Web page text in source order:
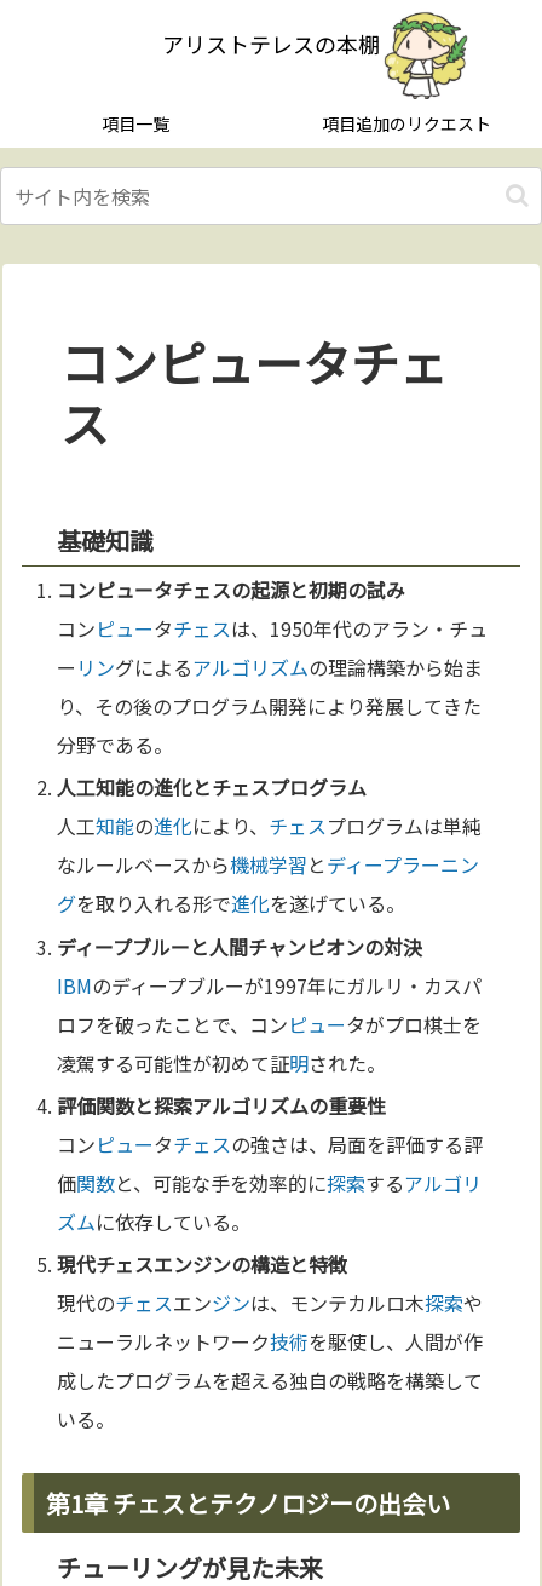
アリストテレスの本棚
項目一覧 項目追加のリクエスト
コンピュータチェ
ス
基礎知識
コンピュータチェスの起源と初期の試み
コンピュータチェスは、1950年代のアラン・チュ
ー リングによるアルゴリズムの理論構築から始ま
り、その後のプログラム開発により発展してきた
分野である。
人工知能の進化とチェスプログラム
人工知能の進化により、 チェスプログラムは単純
なルールベースから機械学習とディープラーニン
グを取り入れる形で進化を遂げている。
ディープブルーと人間チャンピオンの対決
IBMのディープブルーが1997年にガルリ・カスパ
ロフを破ったことで、コンピュータがプロ棋士を
凌駕する可能性が初めて証明された。
評価関数と探索アルゴリズムの重要性
コンピュータチェスの強さは、局面を評価する評
価関数と、可能な手を効率的に探索するアルゴリ
ズムに依存している。
現代チェスエンジンの構造と特徴
現代のチェスエンジンは、モンテカルロ木探索や
ニューラルネットワーク技術を駆使し、人間が作
成したプログラムを超える独自の戦略を構築して
いる。
第1章 チェスとテクノロジーの出会い
チューリングが見た未来